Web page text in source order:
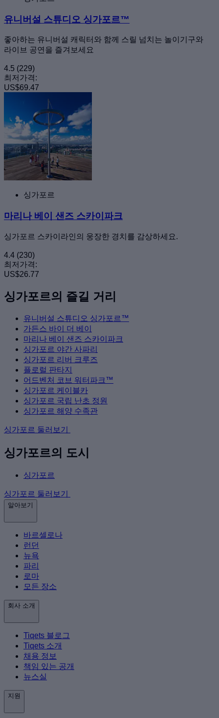
유니버설 스튜디오 싱가포르™
좋아하는 유니버설 캐릭터와 함께 스릴 넘치는 놀이기구와
라이브 공연을 즐겨보세요
4.5 (229)
최저가격:
US$69.47
싱가포르
마리나 베이 샌즈 스카이파크
싱가포르 스카이라인의 웅장한 경치를 감상하세요.
4.4 (230)
최저가격:
US$26.77
싱가포르의 즐길 거리
유니버설 스튜디오 싱가포르™
가든스 바이 더 베이
마리나 베이 샌즈 스카이파크
싱가포르 야간 사파리
싱가포르 리버 크루즈
플로럴 판타지
어드벤처 코브 워터파크™
싱가포르 케이블카
싱가포르 국립 난초 정원
싱가포르 해양 수족관
싱가포르 둘러보기
싱가포르의 도시
싱가포르
싱가포르 둘러보기
알아보기
바르셀로나
런던
뉴욕
파리
로마
모든 장소
회사 소개
Tiqets 블로그
Tiqets 소개
채용 정보
책임 있는 공개
뉴스실
지원